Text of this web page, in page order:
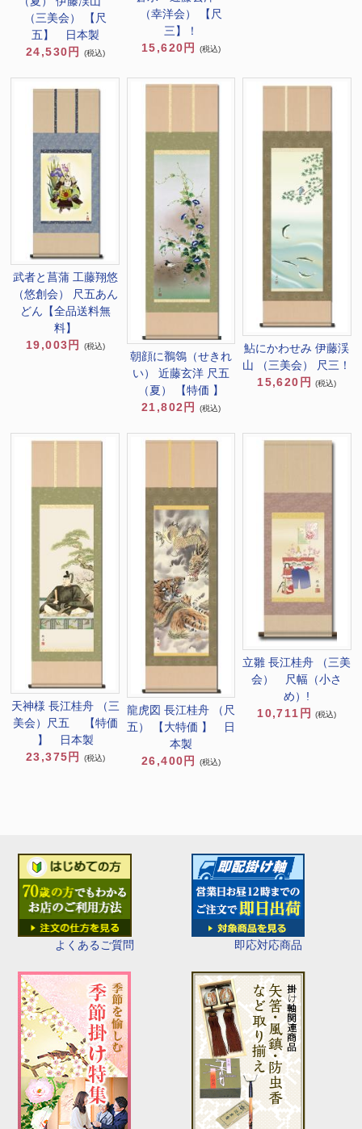
よくあるご質問 即応対応商品
（三美会） 【尺
五】 日本製
24,530円
(税込)
（幸洋会） 【尺
三】！
15,620円
(税込)
武者と菖蒲 工藤翔悠
（悠創会） 尺五あん
どん【全品送料無
料】
19,003円
(税込)
朝顔に鶺鴒（せきれ
い） 近藤玄洋 尺五
（夏） 【特価 】
21,802円
(税込)
鮎にかわせみ 伊藤渓
山 （三美会） 尺三！
15,620円
(税込)
天神様 長江桂舟 （三
美会）尺五 【特価
】 日本製
23,375円
(税込)
龍虎図 長江桂舟 （尺
五） 【大特価 】 日
本製
26,400円
(税込)
立雛 長江桂舟 （三美
会） 尺幅（小さ
め）!
10,711円
(税込)